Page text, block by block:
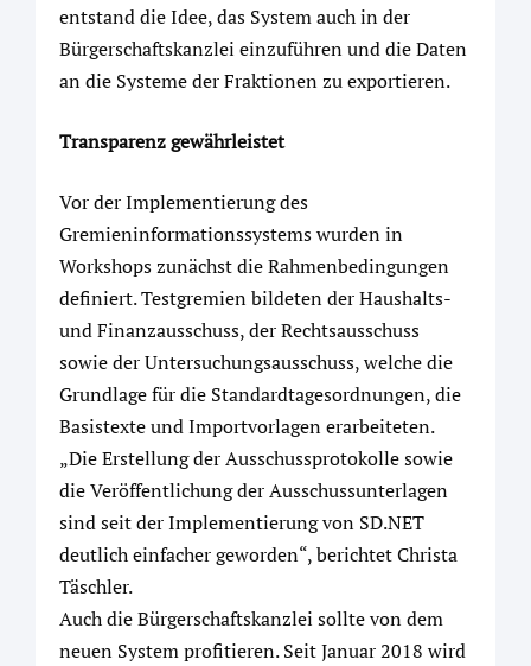
entstand die Idee, das System auch in der
Bürgerschaftskanzlei einzuführen und die Daten
an die Systeme der Fraktionen zu exportieren.
Transparenz gewährleistet
Vor der Implementierung des
Gremieninformationssystems wurden in
Workshops zunächst die Rahmenbedingungen
definiert. Testgremien bildeten der Haushalts-
und Finanzausschuss, der Rechtsausschuss
sowie der Untersuchungsausschuss, welche die
Grundlage für die Standardtagesordnungen, die
Basistexte und Importvorlagen erarbeiteten.
„Die Erstellung der Ausschussprotokolle sowie
die Veröffentlichung der Ausschussunterlagen
sind seit der Implementierung von SD.NET
deutlich einfacher geworden“, berichtet Christa
Täschler.
Auch die Bürgerschaftskanzlei sollte von dem
neuen System profitieren. Seit Januar 2018 wird